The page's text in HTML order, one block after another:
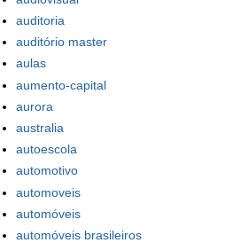
auditoria
auditório master
aulas
aumento-capital
aurora
australia
autoescola
automotivo
automoveis
automóveis
automóveis brasileiros